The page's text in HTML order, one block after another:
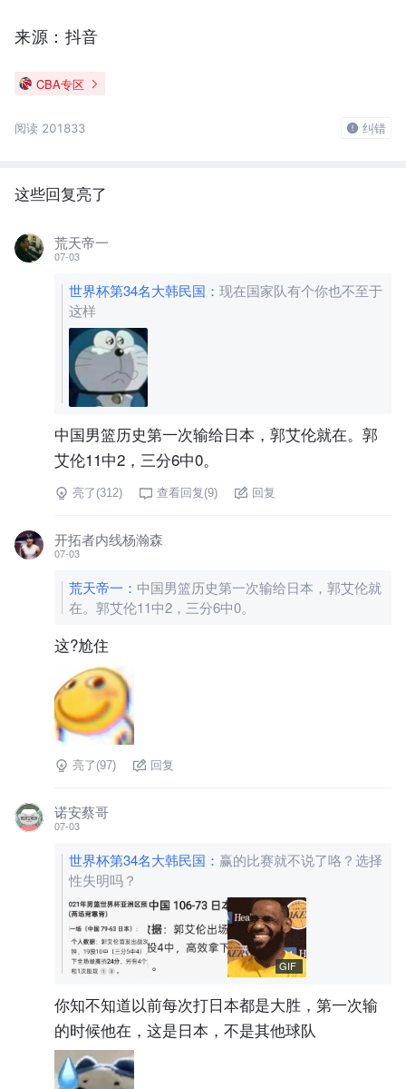
来源：抖音
CBA专区
阅读 201833 纠错
这些回复亮了
荒天帝一
07-03
世界杯第34名大韩民国 ： 现在国家队有个你也不至于
这样
中国男篮历史第一次输给日本，郭艾伦就在。郭
艾伦11中2，三分6中0。
亮了(312) 查看回复(9) 回复
开拓者内线杨瀚森
07-03
荒天帝一 ： 中国男篮历史第一次输给日本，郭艾伦就
在。郭艾伦11中2，三分6中0。
这?尬住
亮了(97) 回复
诺安蔡哥
07-03
世界杯第34名大韩民国 ： 赢的比赛就不说了咯？选择
性失明吗？
GIF
你知不知道以前每次打日本都是大胜，第一次输
的时候他在，这是日本，不是其他球队